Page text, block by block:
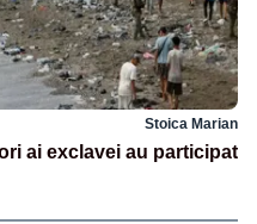
Stoica Marian
ai exclavei au participat